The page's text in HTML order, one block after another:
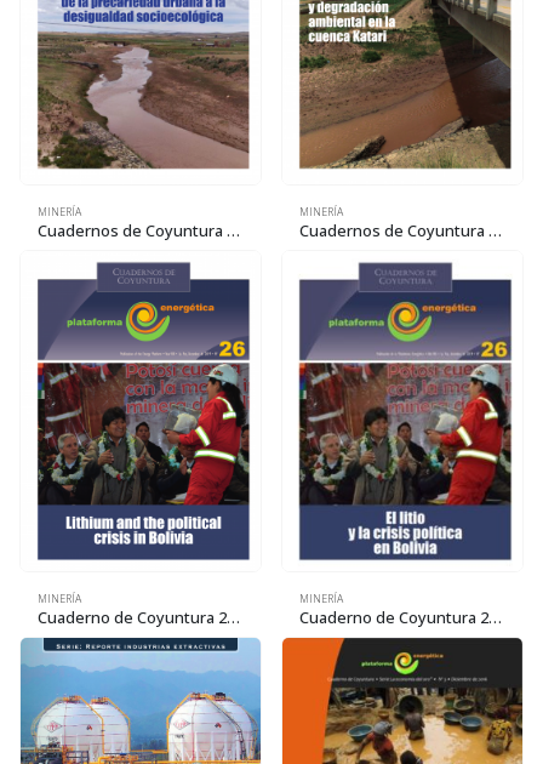
MINERÍA
Cuadernos de Coyuntura 29: La cuenca Katari: de la precariedad urbana a la desigualdad socioecológica
MINERÍA
Cuadernos de Coyuntura 28: Urbanización y degradación ambiental en la cuenca Katari
MINERÍA
Cuaderno de Coyuntura 26: Lithium and the political crisis in Bolivia
MINERÍA
Cuaderno de Coyuntura 26: El litio y la crisis política en Bolivia